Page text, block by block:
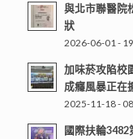
與北市聯醫院
狀
2026-06-01 -
加味菸攻陷校
成癮風暴正在
2025-11-18 -
國際扶輪